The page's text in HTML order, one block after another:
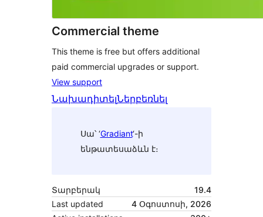
Commercial theme
This theme is free but offers additional
paid commercial upgrades or support.
View support
ՆախադիտելՆերբեռնել
Սա՝ ‘Gradiant‘-ի
ենթատեսաձևն է։
Տարբերակ
19.4
Last updated
4 Օգոստոսի, 2026